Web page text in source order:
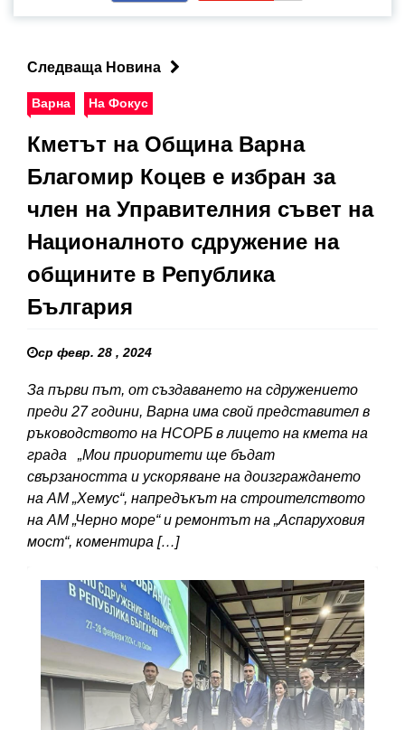
Следваща Новина
Варна На Фокус
Кметът на Община Варна
Благомир Коцев е избран за
член на Управителния съвет на
Националното сдружение на
общините в Република
България
ср февр. 28 , 2024
За първи път, от създаването на сдружението
преди 27 години, Варна има свой представител в
ръководството на НСОРБ в лицето на кмета на
града „Мои приоритети ще бъдат
свързаността и ускоряване на доизграждането
на АМ „Хемус“, напредъкът на строителството
на АМ „Черно море“ и ремонтът на „Аспаруховия
мост“, коментира […]